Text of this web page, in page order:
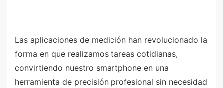
Las aplicaciones de medición han revolucionado la
forma en que realizamos tareas cotidianas,
convirtiendo nuestro smartphone en una
herramienta de precisión profesional sin necesidad